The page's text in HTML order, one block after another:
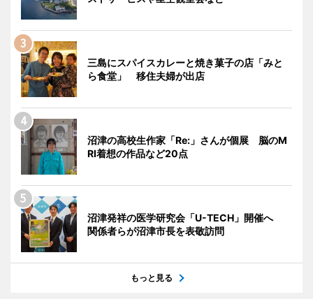
三島にスパイスカレーと焼き菓子の店「みと
ら食堂」 移住夫婦が出店
沼津の高校生作家「Re:」さんが個展 脳のM
RI着想の作品など20点
沼津発祥の医学研究会「U-TECH」開催へ
関係者らが沼津市長を表敬訪問
もっと見る